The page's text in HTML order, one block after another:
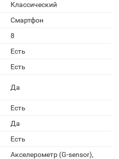
Классический
Смартфон
8
Есть
Есть
Да
Есть
Да
Есть
Акселерометр (G-sensor),